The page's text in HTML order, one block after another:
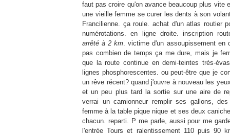
faut pas croire qu'on avance beaucoup plus vite
une vieille femme se curer les dents à son
Francilienne . ça roule. achat d'un atlas routier
numérotations. en ligne droite. inscription
arrêté à 2 km . victime d'un assoupissement en
pas combien de temps ça me dure, mais je
que la route continue en demi-teintes très-
lignes phosphorescentes. ou peut-être que je
un rêve récent? quand j'ouvre à nouveau les
et un peu plus tard la sortie sur une aire de
verrai un camionneur remplir ses gallons,
femme à la table pique nique et ses deux
chacun. reparti. P me parle, aussi pour me
l'entrée Tours et ralentissement 110 puis 90